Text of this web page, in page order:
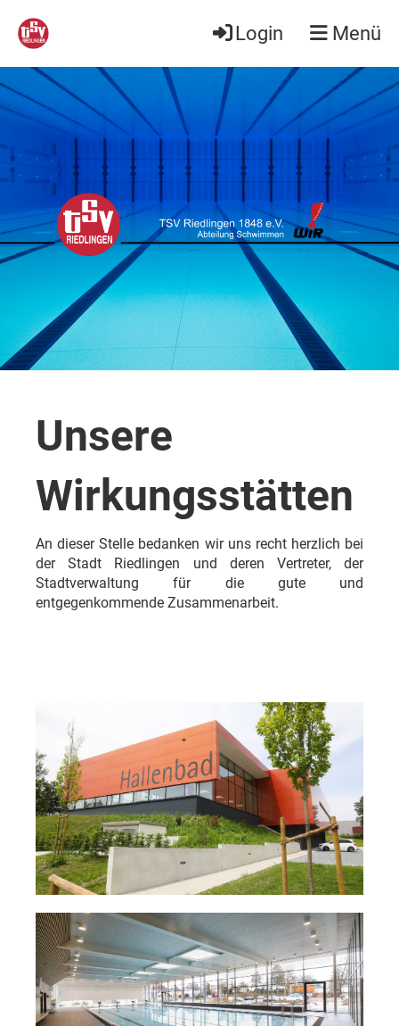
Login Menü
Unsere
Wirkungsstätten
An dieser Stelle bedanken wir uns recht herzlich bei
der Stadt Riedlingen und deren Vertreter, der
Stadtverwaltung für die gute und
entgegenkommende Zusammenarbeit.